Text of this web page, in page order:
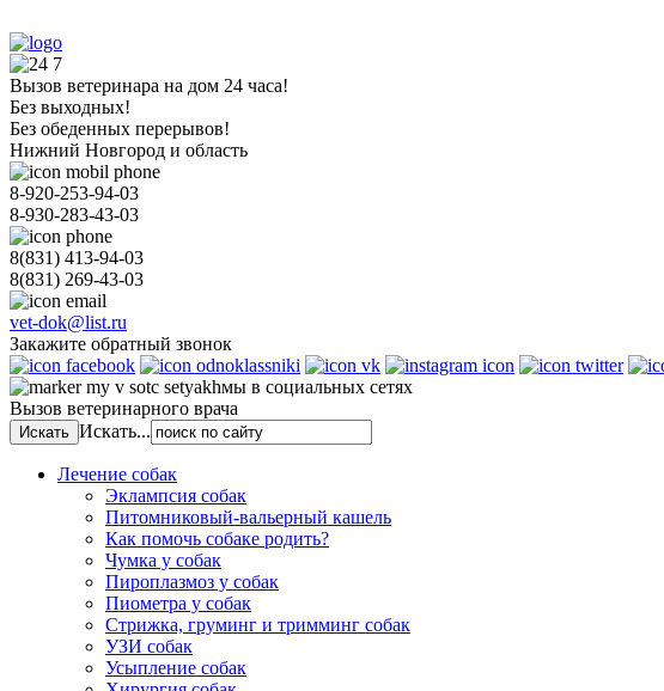
Вызов ветеринара на дом 24 часа!
Без выходных!
Без обеденных перерывов!
Нижний Новгород и область
8-920-253-94-03
8-930-283-43-03
8(831) 413-94-03
8(831) 269-43-03
vet-dok@list.ru
Закажите обратный звонок
мы в социальных сетях
Вызов ветеринарного врача
Искать...
Лечение собак
Эклампсия собак
Питомниковый-вальерный кашель
Как помочь собаке родить?
Чумка у собак
Пироплазмоз у собак
Пиометра у собак
Стрижка, груминг и тримминг собак
УЗИ собак
Усыпление собак